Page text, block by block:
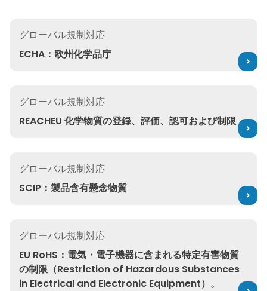
グローバル規制対応
ECHA：欧州化学品庁
グローバル規制対応
REACHEU 化学物質の登録、評価、認可および制限
グローバル規制対応
SCIP：製品含有懸念物質
グローバル規制対応
EU RoHS：電気・電子機器に含まれる特定有害物質
の制限（Restriction of Hazardous Substances
in Electrical and Electronic Equipment）。